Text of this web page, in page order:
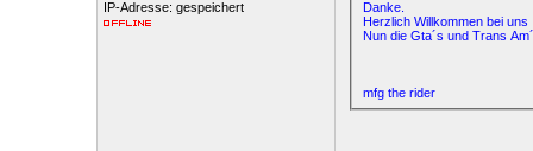
IP-Adresse: gespeichert
Danke.
Herzlich Willkommen bei uns
Nun die Gta´s und Trans
mfg the rider